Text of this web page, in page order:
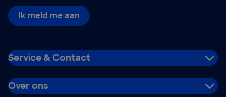
Ik meld me aan
Service & Contact
Over ons